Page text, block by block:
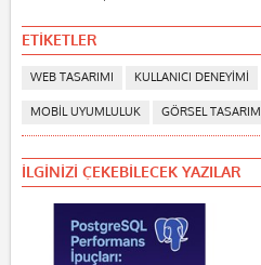
ETİKETLER
WEB TASARIMI KULLANICI DENEYIMI
MOBIL UYUMLULUK GÖRSEL TASARIM
İLGINIZI ÇEKEBILECEK YAZILAR